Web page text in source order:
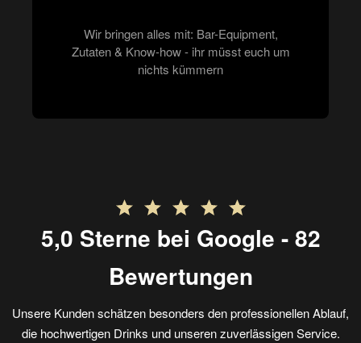
Wir bringen alles mit: Bar-Equipment,
Zutaten & Know-how - ihr müsst euch um
nichts kümmern
5,0 Sterne bei Google - 82
Bewertungen
Unsere Kunden schätzen besonders den professionellen Ablauf,
die hochwertigen Drinks und unseren zuverlässigen Service.